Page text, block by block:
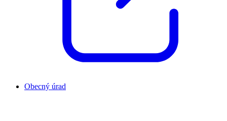
Obecný úrad